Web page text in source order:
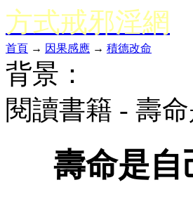
方式戒邪淫網
首頁 → 因果感應 → 積德改命
背景：
閱讀書籍 - 壽
壽命是